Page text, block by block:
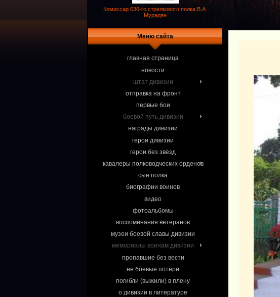
Комиссар 636-го стрелкового полка В.А.
Мурадян
Меню сайта
главная страница
новости
штат дивизии
отправка на фронт
первые бои
боевой путь дивизии
награды дивизии
герои дивизии
герои без звёзд
кавалеры полководческих орденов
сын полка
биографии воинов
видео
фотоальбомы
воспоминания ветеранов
музеи боевой славы дивизии
мемориалы воинам дивизии
пропавшие без вести
не боевые потери
погибли (выжили) в плену
о дивизии в литературе